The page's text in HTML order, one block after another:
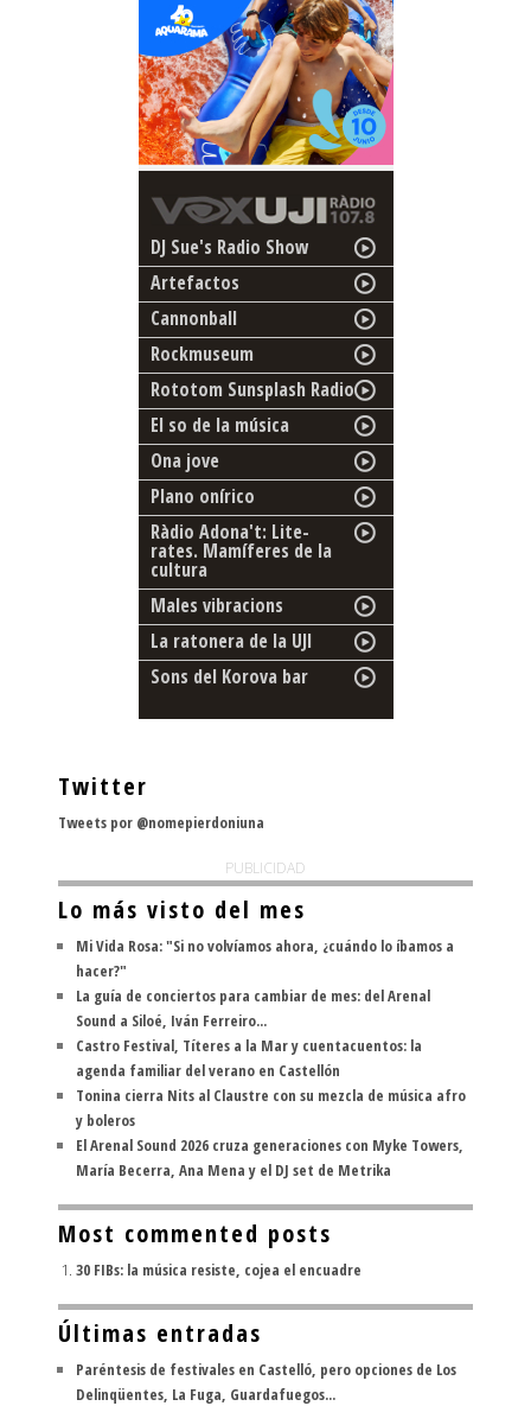
DJ Sue's Radio Show
Artefactos
Cannonball
Rockmuseum
Rototom Sunsplash Radio
El so de la música
Ona jove
Plano onírico
Ràdio Adona't: Lite-
rates. Mamíferes de la
cultura
Males vibracions
La ratonera de la UJI
Sons del Korova bar
Twitter
Tweets por @nomepierdoniuna
PUBLICIDAD
Lo más visto del mes
Mi Vida Rosa: "Si no volvíamos ahora, ¿cuándo lo íbamos a
hacer?"
La guía de conciertos para cambiar de mes: del Arenal
Sound a Siloé, Iván Ferreiro...
Castro Festival, Títeres a la Mar y cuentacuentos: la
agenda familiar del verano en Castellón
Tonina cierra Nits al Claustre con su mezcla de música afro
y boleros
El Arenal Sound 2026 cruza generaciones con Myke Towers,
María Becerra, Ana Mena y el DJ set de Metrika
Most commented posts
30 FIBs: la música resiste, cojea el encuadre
Últimas entradas
Paréntesis de festivales en Castelló, pero opciones de Los
Delinqüentes, La Fuga, Guardafuegos...